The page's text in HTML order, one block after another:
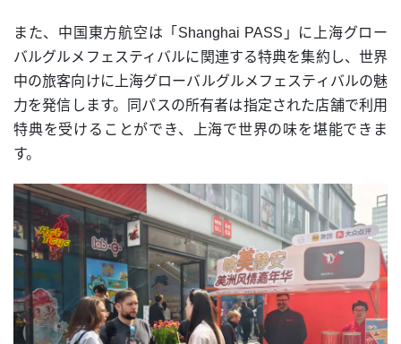
また、中国東方航空は「Shanghai PASS」に上海グロー
バルグルメフェスティバルに関連する特典を集約し、世界
中の旅客向けに上海グローバルグルメフェスティバルの魅
力を発信します。同パスの所有者は指定された店舗で利用
特典を受けることができ、上海で世界の味を堪能できま
す。